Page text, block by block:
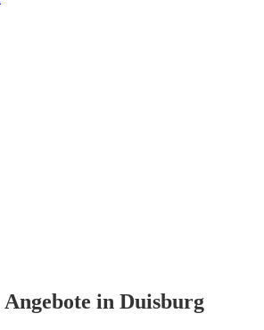
Angebote in Duisburg